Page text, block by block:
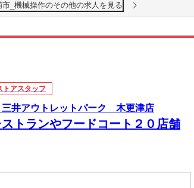
_機械操作のその他の求人を見る
トアスタッフ
井アウトレットパーク 木更津店
トランやフードコート２０店舗